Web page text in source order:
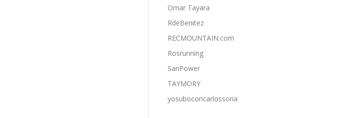
Omar Tayara
RdeBenitez
RECMOUNTAIN.com
Rosrunning
SanPower
TAYMORY
yosuboconcarlossoria